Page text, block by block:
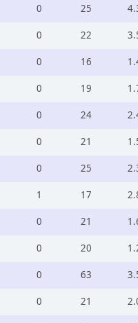
0 25
0 22
0 16
0 19
0 24
0 21
0 25
1 17
0 21
0 20
0 63
0 21